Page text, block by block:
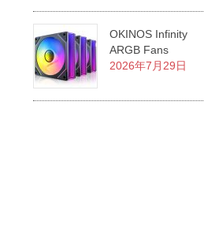
OKINOS Infinity
ARGB Fans
2026年7月29日